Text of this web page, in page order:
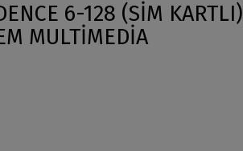
6-128 (SİM KARTLI)
MULTİMEDİA